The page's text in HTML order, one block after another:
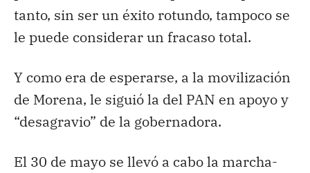
tanto, sin ser un éxito rotundo, tampoco se
le puede considerar un fracaso total.
Y como era de esperarse, a la movilización
de Morena, le siguió la del PAN en apoyo y
“desagravio” de la gobernadora.
El 30 de mayo se llevó a cabo la marcha-